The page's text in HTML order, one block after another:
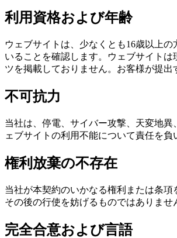
利用資格および年齢
ウェブサイトは、少なくとも16歳以上
いることを確認します。ウェブサイト
ツを掲載しておりません。お客様が提
不可抗力
当社は、停電、サイバー攻撃、天変地
ェブサイトの利用不能について責任を負
権利放棄の不存在
当社が本契約のいかなる権利または条
その後の行使を妨げるものではありませ
完全合意および言語